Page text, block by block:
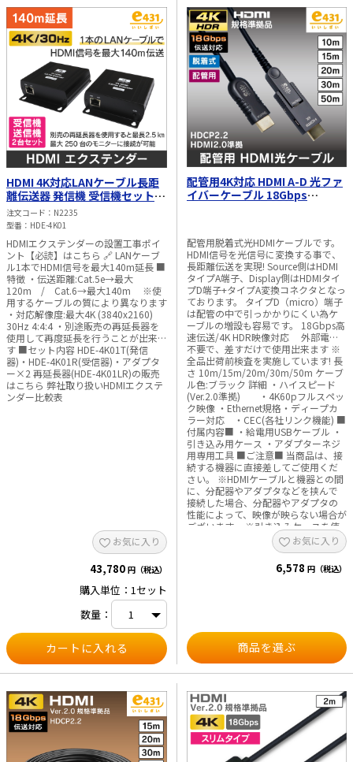
Cat6/Cat6A/Cat7 標準のIEEE-568B
結線に従い、 損失とクロストークの
少ないLANケーブルをお勧めします。
ケーブルの長さは2~70mの長さが
適しており、短すぎると信号が強すぎ
て表示ができない場合が、 また、
長すぎると出力の品質が低くなる可能
性があります。 ※映像が表示される
まで通常30秒～1分程度の時間がかか
ります。これは、機器間認識の為によ
るものです。
HDMI 4K対応LANケーブル長距
離伝送器 発信機 受信機セット
【HDMI信号を最大140m延長】
注文コード
N2235
型番
HDE-4K01
HDMIエクステンダーの設置工事ポイ
ント【必読】はこちら 🔗 LANケーブ
ル1本でHDMI信号を最大140m延長 ■
特徴 ・伝送距離:Cat.5e→最大
120m / Cat.6→最大140m ※使
用するケーブルの質により異なります
・対応解像度:最大4K (3840x2160)
30Hz 4:4:4 ・別途販売の再延長器を
使用して再度延長を行うことが出来ま
す ■セット内容 HDE-4K01T(発信
器)・HDE-4K01R(受信器)・アダプタ
ー×2 再延長器(HDE-4K01LR)の販売
はこちら 弊社取り扱いHDMIエクステ
ンダー比較表
お気に入り
43,780 円（税込）
購入単位：1セット
数量：
配管用4K対応 HDMI A-D 光ファ
イバーケーブル 18Gbps
配管用脱着式光HDMIケーブルです。
HDMI信号を光信号に変換する事で、
長距離伝送を実現! Source側はHDMI
タイプA端子、Display側はHDMIタイ
プD端子+タイプA変換コネクタとなっ
ております。 タイプD（micro）端子
は配管の中で引っかかりにくい為ケ
ーブルの増設も容易です。 18Gbps高
速伝送/4K HDR映像対応 外部電源
不要で、差すだけで使用出来ます ※
全品出荷前検査を実施しています! 長
さ 10m/15m/20m/30m/50m ケーブ
ル色:ブラック 詳細 ・ハイスピード
(Ver.2.0準拠) ・4K60pフルスペッ
ク映像 ・Ethernet規格・ディープカ
ラー対応 ・CEC(各社リンク機能) ■
付属内容■ ・給電用USBケーブル ・
引き込み用ケース ・アダプターネジ
用専用工具 ■ご注意■ 当商品は、接
続する機器に直接差してご使用くだ
さい。 ※HDMIケーブルと機器との間
に、分配器やアダプタなどを挟んで
接続した場合、分配器やアダプタの
性能によって、映像が映らない場合が
ございます。 ※引き込みケースを使
用して配管をする場合は内径28mm
以上の配管を使ってください。
お気に入り
6,578 円（税込）
商品を選ぶ